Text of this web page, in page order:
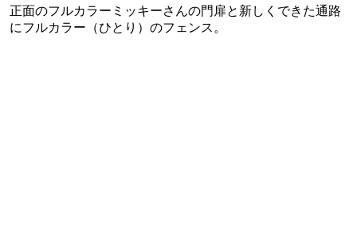
正面のフルカラーミッキーさんの門扉と新しくできた通路
にフルカラー（ひとり）のフェンス。